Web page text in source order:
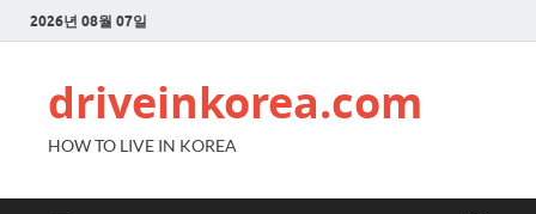
2026년 08월 07일
driveinkorea.com
HOW TO LIVE IN KOREA